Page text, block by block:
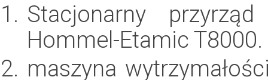
Stacjonarny
Hommel-Etamic
maszyna